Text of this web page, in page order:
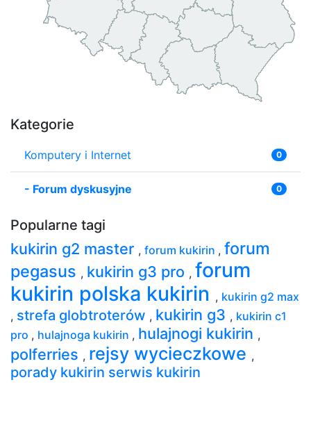
Kategorie
Komputery i Internet 0
- Forum dyskusyjne 0
Popularne tagi
kukirin g2 master , forum kukirin , forum
pegasus , kukirin g3 pro , forum
kukirin polska kukirin , kukirin g2 max
, strefa globtroterów , kukirin g3 , kukirin c1
pro , hulajnoga kukirin , hulajnogi kukirin ,
polferries , rejsy wycieczkowe ,
porady kukirin serwis kukirin